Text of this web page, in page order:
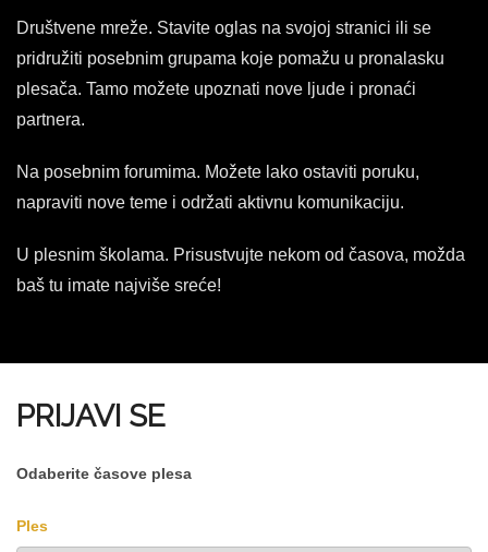
Društvene mreže. Stavite oglas na svojoj stranici ili se
pridružiti posebnim grupama koje pomažu u pronalasku
plesača. Tamo možete upoznati nove ljude i pronaći
partnera.
Na posebnim forumima. Možete lako ostaviti poruku,
napraviti nove teme i održati aktivnu komunikaciju.
U plesnim školama. Prisustvujte nekom od časova, možda
baš tu imate najviše sreće!
PRIJAVI SE
Odaberite časove plesa
Ples